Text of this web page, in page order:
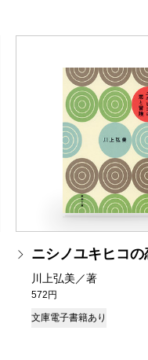
ニシノユキヒコ
川上弘美／著
572円
文庫電子書籍あり